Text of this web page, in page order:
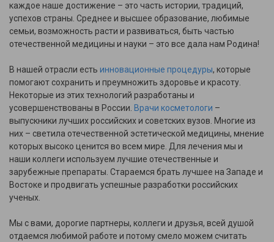
каждое наше достижение – это часть истории, традиций,
успехов страны. Среднее и высшее образование, любимые
семьи, возможность расти и развиваться, быть частью
отечественной медицины и науки – это все дала нам Родина!
В нашей отрасли есть инновационные процедуры, которые
помогают сохранить и преумножить здоровье и красоту.
Некоторые из этих технологий разработаны и
усовершенствованы в России. Врачи косметологи –
выпускники лучших российских и советских вузов. Многие из
них – светила отечественной эстетической медицины, мнение
которых высоко ценится во всем мире. Для лечения мы и
наши коллеги используем лучшие отечественные и
зарубежные препараты. Стараемся брать лучшее на Западе и
Востоке и продвигать успешные разработки российских
ученых.
Мы с вами, дорогие партнеры, коллеги и друзья, всей душой
отдаемся любимой работе и потому смело можем считать